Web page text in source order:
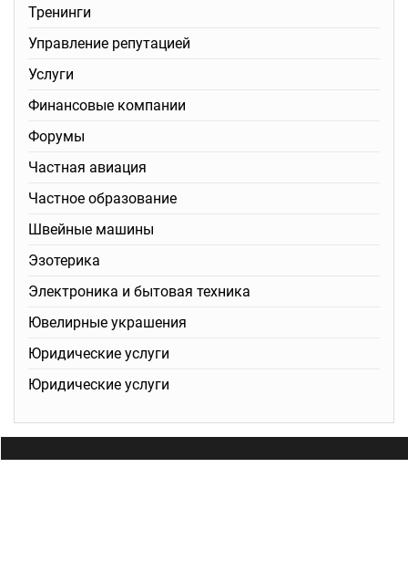
Тренинги
Управление репутацией
Услуги
Финансовые компании
Форумы
Частная авиация
Частное образование
Швейные машины
Эзотерика
Электроника и бытовая техника
Ювелирные украшения
Юридические услуги
Юридические услуги